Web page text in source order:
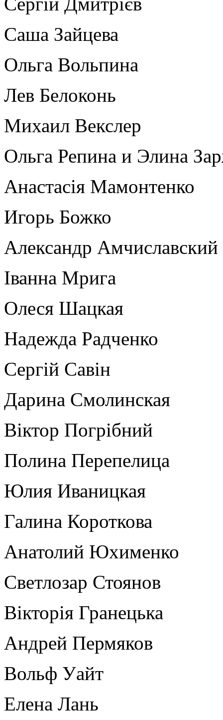
Саша Зайцева
Ольга Вольпина
Лев Белоконь
Михаил Векслер
Ольга Репина и Элина
Анастасія Мамонтенко
Игорь Божко
Александр Амчиславский
Іванна Мрига
Олеся Шацкая
Надежда Радченко
Сергій Савін
Дарина Смолинская
Віктор Погрібний
Полина Перепелица
Юлия Иваницкая
Галина Короткова
Анатолий Юхименко
Светлозар Стоянов
Вікторія Гранецька
Андрей Пермяков
Вольф Уайт
Елена Лань